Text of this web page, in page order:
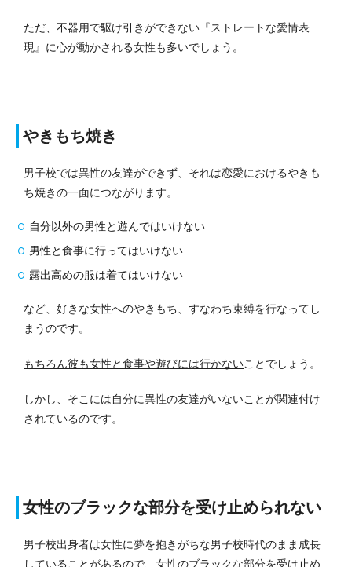
ただ、不器用で駆け引きができない『ストレートな愛情表
現』に心が動かされる女性も多いでしょう。
やきもち焼き
男子校では異性の友達ができず、それは恋愛におけるやきも
ち焼きの一面につながります。
自分以外の男性と遊んではいけない
男性と食事に行ってはいけない
露出高めの服は着てはいけない
など、好きな女性へのやきもち、すなわち束縛を行なってし
まうのです。
もちろん彼も女性と食事や遊びには行かないことでしょう。
しかし、そこには自分に異性の友達がいないことが関連付け
されているのです。
女性のブラックな部分を受け止められない
男子校出身者は女性に夢を抱きがちな男子校時代のまま成長
していることがあるので、女性のブラックな部分を受け止め